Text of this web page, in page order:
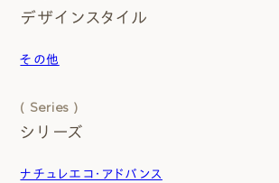
デザインスタイル
その他
( Series )
シリーズ
ナチュレエコ・アドバンス